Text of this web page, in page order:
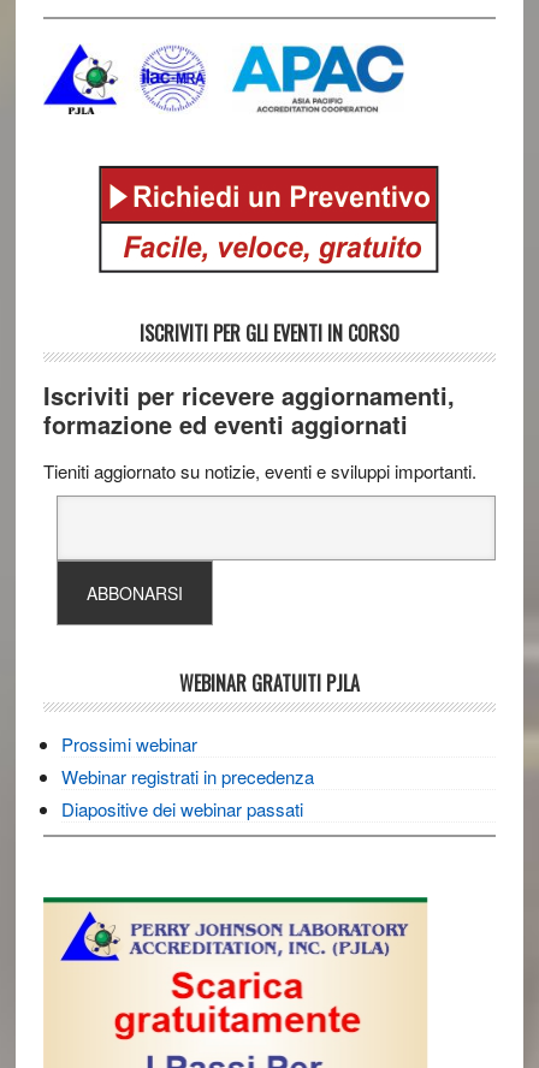
ISCRIVITI PER GLI EVENTI IN CORSO
Iscriviti per ricevere aggiornamenti,
formazione ed eventi aggiornati
Tieniti aggiornato su notizie, eventi e sviluppi importanti.
WEBINAR GRATUITI PJLA
Prossimi webinar
Webinar registrati in precedenza
Diapositive dei webinar passati